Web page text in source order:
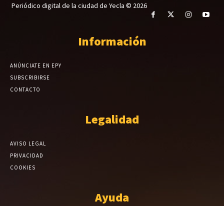
Periódico digital de la ciudad de Yecla © 2026
Información
ANÚNCIATE EN EPY
SUBSCRIBIRSE
CONTACTO
Legalidad
AVISO LEGAL
PRIVACIDAD
COOKIES
Ayuda